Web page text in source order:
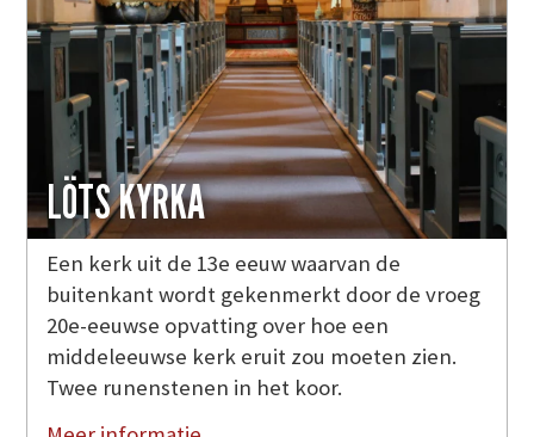
LÖTS KYRKA
Een kerk uit de 13e eeuw waarvan de
buitenkant wordt gekenmerkt door de vroeg
20e-eeuwse opvatting over hoe een
middeleeuwse kerk eruit zou moeten zien.
Twee runenstenen in het koor.